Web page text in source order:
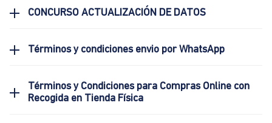
CONCURSO ACTUALIZACIÓN DE DATOS
Términos y condiciones envio por WhatsApp
Términos y Condiciones para Compras Online con
Recogida en Tienda Física